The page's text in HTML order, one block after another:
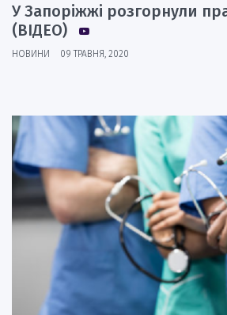
У Запоріжжі розгорнули
(ВІДЕО)
НОВИНИ 09 ТРАВНЯ, 2020